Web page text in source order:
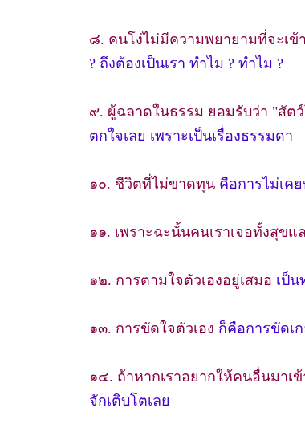
๘. คนโง่ไม่มีความพยายามที่จะเข้า
? ถึงต้องเป็นเรา ทำไม ? ทำไม ?
๙. ผู้ฉลาดในธรรม ยอมรับว่า "สัต
ตกใจเลย เพราะเป็นเรื่องธรรมดา
๑๐. ชีวิตที่ไม่ขาดทุน คือการไม่เค
๑๑. เพราะฉะนั้นคนเราเจอทั้งสุขแ
๑๒. การตามใจตัวเองอยู่เสมอ เป็
๑๓. การขัดใจตัวเอง ก็คือการขัดเ
๑๔. ถ้าหากเราอยากให้คนอื่นมาเข้
จักเติบโตเลย